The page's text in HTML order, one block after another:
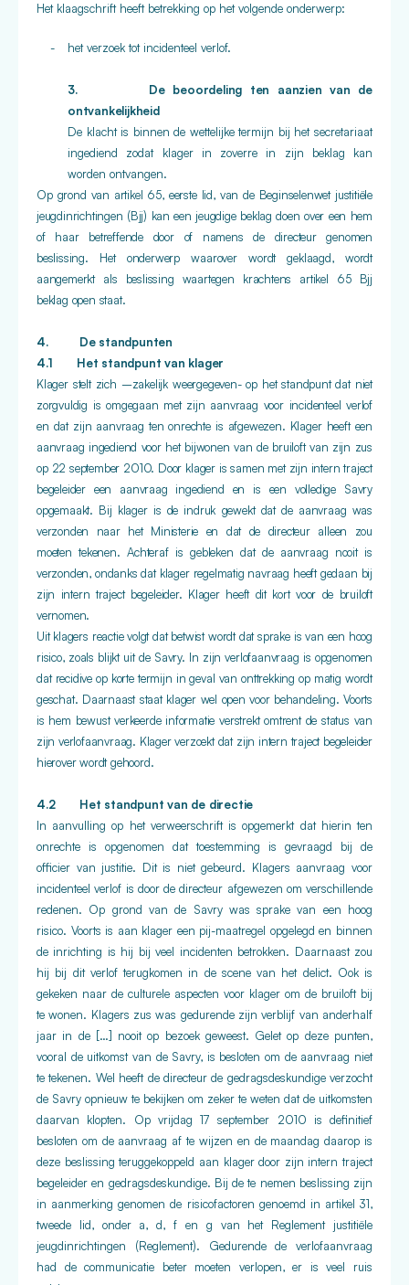
Het klaagschrift heeft betrekking op het volgende onderwerp:
- het verzoek tot incidenteel verlof.
3. De beoordeling ten aanzien van de
ontvankelijkheid
De klacht is binnen de wettelijke termijn bij het secretariaat
ingediend zodat klager in zoverre in zijn beklag kan
worden ontvangen.
Op grond van artikel 65, eerste lid, van de Beginselenwet justitiële
jeugdinrichtingen (Bjj) kan een jeugdige beklag doen over een hem
of haar betreffende door of namens de directeur genomen
beslissing. Het onderwerp waarover wordt geklaagd, wordt
aangemerkt als beslissing waartegen krachtens artikel 65 Bjj
beklag open staat.
4. De standpunten
4.1 Het standpunt van klager
Klager stelt zich –zakelijk weergegeven- op het standpunt dat niet
zorgvuldig is omgegaan met zijn aanvraag voor incidenteel verlof
en dat zijn aanvraag ten onrechte is afgewezen. Klager heeft een
aanvraag ingediend voor het bijwonen van de bruiloft van zijn zus
op 22 september 2010. Door klager is samen met zijn intern traject
begeleider een aanvraag ingediend en is een volledige Savry
opgemaakt. Bij klager is de indruk gewekt dat de aanvraag was
verzonden naar het Ministerie en dat de directeur alleen zou
moeten tekenen. Achteraf is gebleken dat de aanvraag nooit is
verzonden, ondanks dat klager regelmatig navraag heeft gedaan bij
zijn intern traject begeleider. Klager heeft dit kort voor de bruiloft
vernomen.
Uit klagers reactie volgt dat betwist wordt dat sprake is van een hoog
risico, zoals blijkt uit de Savry. In zijn verlofaanvraag is opgenomen
dat recidive op korte termijn in geval van onttrekking op matig wordt
geschat. Daarnaast staat klager wel open voor behandeling. Voorts
is hem bewust verkeerde informatie verstrekt omtrent de status van
zijn verlofaanvraag. Klager verzoekt dat zijn intern traject begeleider
hierover wordt gehoord.
4.2 Het standpunt van de directie
In aanvulling op het verweerschrift is opgemerkt dat hierin ten
onrechte is opgenomen dat toestemming is gevraagd bij de
officier van justitie. Dit is niet gebeurd. Klagers aanvraag voor
incidenteel verlof is door de directeur afgewezen om verschillende
redenen. Op grond van de Savry was sprake van een hoog
risico. Voorts is aan klager een pij-maatregel opgelegd en binnen
de inrichting is hij bij veel incidenten betrokken. Daarnaast zou
hij bij dit verlof terugkomen in de scene van het delict. Ook is
gekeken naar de culturele aspecten voor klager om de bruiloft bij
te wonen. Klagers zus was gedurende zijn verblijf van anderhalf
jaar in de […] nooit op bezoek geweest. Gelet op deze punten,
vooral de uitkomst van de Savry, is besloten om de aanvraag niet
te tekenen. Wel heeft de directeur de gedragsdeskundige verzocht
de Savry opnieuw te bekijken om zeker te weten dat de uitkomsten
daarvan klopten. Op vrijdag 17 september 2010 is definitief
besloten om de aanvraag af te wijzen en de maandag daarop is
deze beslissing teruggekoppeld aan klager door zijn intern traject
begeleider en gedragsdeskundige. Bij de te nemen beslissing zijn
in aanmerking genomen de risicofactoren genoemd in artikel 31,
tweede lid, onder a, d, f en g van het Reglement justitiële
jeugdinrichtingen (Reglement). Gedurende de verlofaanvraag
had de communicatie beter moeten verlopen, er is veel ruis